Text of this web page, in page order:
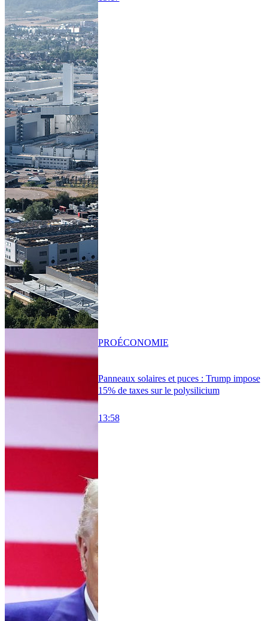
Panneaux solaires et puces : Trump impose
15% de taxes sur le polysilicium
13:58
PROÉCONOMIE